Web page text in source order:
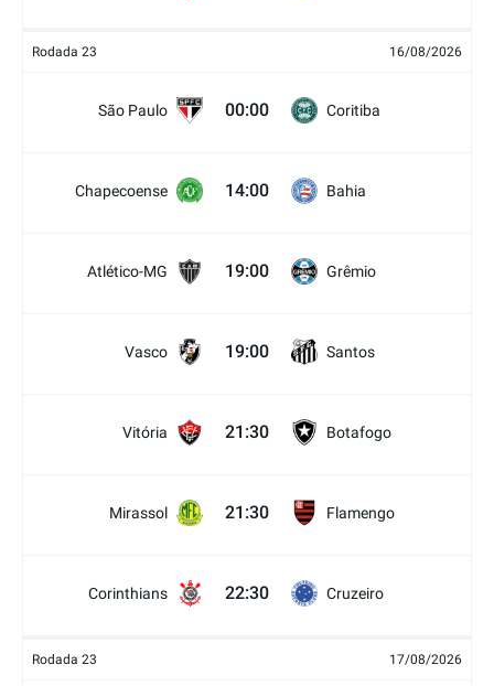
Rodada 23 16/08/2026
São Paulo 00:00 Coritiba
Chapecoense 14:00 Bahia
Atlético-MG 19:00 Grêmio
Vasco 19:00 Santos
Vitória 21:30 Botafogo
Mirassol 21:30 Flamengo
Corinthians 22:30 Cruzeiro
Rodada 23 17/08/2026